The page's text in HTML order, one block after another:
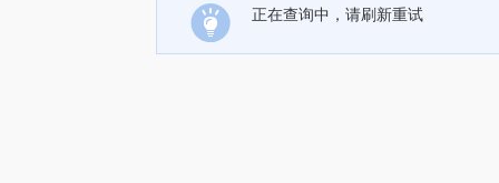
正在查询中，请刷新重试